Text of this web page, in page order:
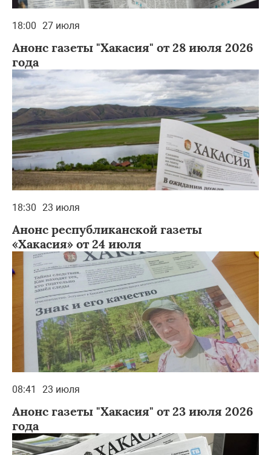
18:00 27 июля
Анонс газеты "Хакасия" от 28 июля 2026
года
18:30 23 июля
Анонс республиканской газеты
«Хакасия» от 24 июля
08:41 23 июля
Анонс газеты "Хакасия" от 23 июля 2026
года